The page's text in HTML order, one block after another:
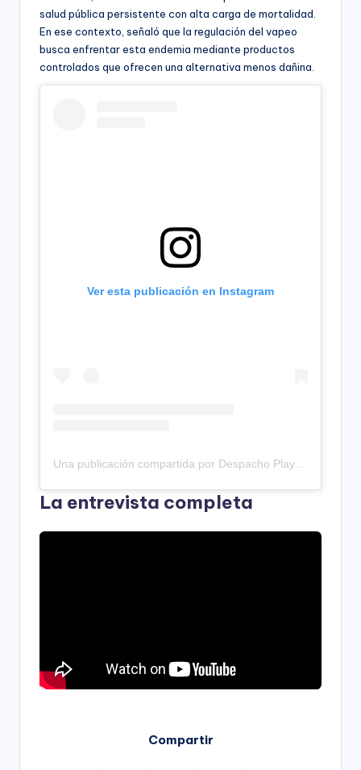
salud pública persistente con alta carga de mortalidad.
En ese contexto, señaló que la regulación del vapeo
busca enfrentar esta endemia mediante productos
controlados que ofrecen una alternativa menos dañina.
Ver esta publicación en Instagram
La entrevista completa
Compartir